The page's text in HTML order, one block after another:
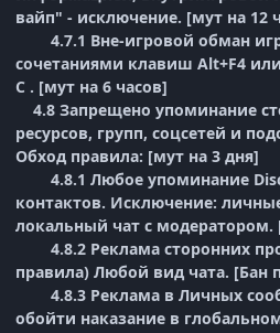
вайп" - исключение. [мут на 12
4.7.1 Вне-игровой обман
сочетаниями клавиш Alt+F4
C . [мут на 6 часов]
4.8 Запрещено упоминание
ресурсов, групп, соцсетей и
Обход правила: [мут на 3 дня]
4.8.1 Любое упоминание
контактов. Исключение:
локальный чат с модератором.
4.8.2 Реклама сторонних
правила) Любой вид чата. [Бан
4.8.3 Реклама в Личных
обойти наказание в